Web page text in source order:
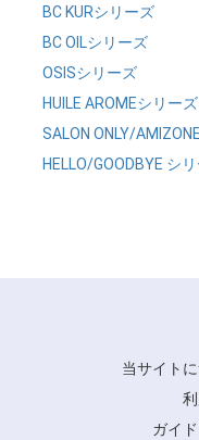
BC KURシリーズ
BC OILシリーズ
OSISシリーズ
HUILE AROMEシリーズ
SALON ONLY/AMIZONE
HELLO/GOODBYE シ
当サイト
ガイ